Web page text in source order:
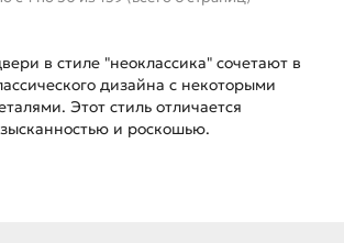
в стиле "неоклассика" сочетают в
дизайна с некоторыми
Этот стиль отличается
и роскошью.